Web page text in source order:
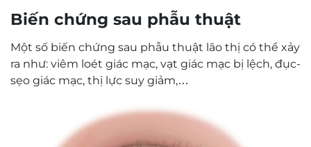
Biến chứng sau phẫu thuật
Một số biến chứng sau phẫu thuật lão thị có thể xảy
ra như: viêm loét giác mạc, vạt giác mạc bị lệch, đục-
sẹo giác mạc, thị lực suy giảm,…